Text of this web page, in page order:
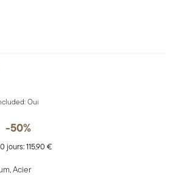
Oui
-50%
jours:115,90 €
Acier